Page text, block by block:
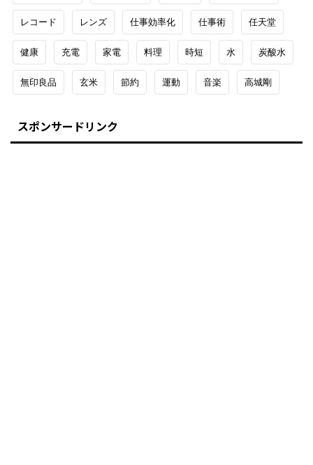
レコード レンズ 仕事効率化 仕事術 任天堂
健康 充電 家電 料理 時短 水 炭酸水
無印良品 玄米 節約 運動 音楽 高城剛
スポンサードリンク